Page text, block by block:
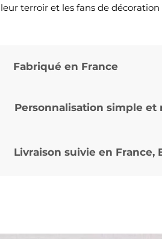
leur terroir et les fans de
Fabriqué en France
Personnalisation simple et
Livraison suivie en France,